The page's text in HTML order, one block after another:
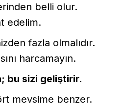
belli olur.
edelim.
fazla olmalıdır.
harcamayın.
bu sizi geliştirir.
mevsime benzer.